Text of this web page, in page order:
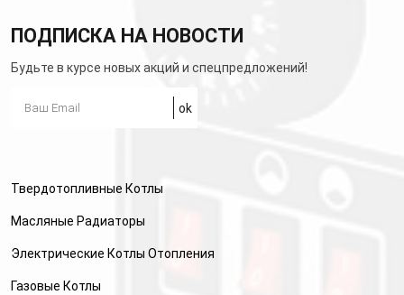
ПОДПИСКА НА НОВОСТИ
Будьте в курсе новых акций и спецпредложений!
Твердотопливные Котлы
Масляные Радиаторы
Электрические Котлы Отопления
Газовые Котлы